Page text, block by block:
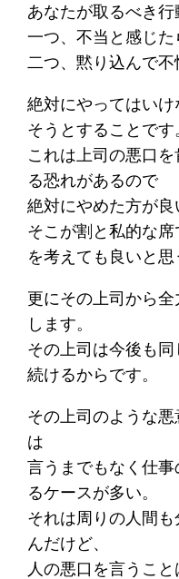
あなたが取るべき行
一つ、不当と感じ
二つ、黙り込んで
絶対にやってはい
そうとすることです
これは上司の悪口
る恐れがあるので
絶対にやめた方が良
そこが割と私的な
を考えても良いと思
更にその上司から
します。
その上司は今後も
続けるからです。
その上司のような
は
言うまでもなく仕
るケースが多い。
それは周りの人間
んだけど、
人の悪口を言うこ